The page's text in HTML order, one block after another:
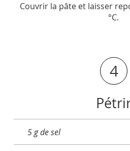
Couvrir la pâte et laisser
°C.
4
5 g de sel